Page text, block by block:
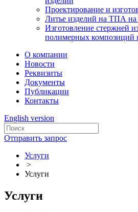
Проектирование и
Литье изделий на ТПА на
Изготовление стержней
полимерных композиций
О компании
Новости
Реквизиты
Документы
Публикации
Контакты
English version
Отправить запрос
Услуги
>
Услуги
Услуги